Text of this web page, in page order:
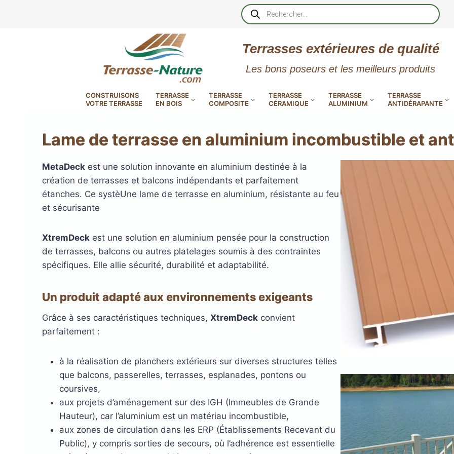
Recherche
de
produits
Terrasses extérieures de qualité
Les bons poseurs et les meilleurs produits
CONSTRUISONS
VOTRE TERRASSE
TERRASSE
EN BOIS
LAMES DE TERRASSE
TERRASSE
COMPOSITE
LAMES DE TERRASSE EN
TERRASSE
CÉRAMIQUE
EN
TERRASSE
ALUMINIUM
DryDeck : Lames de terrasse
étanches en aluminium
XtremDeck : Lames de terrasse
en aluminium incombustibles
Lambourdes
en aluminium
Plots réglables
incombustibles en acier
TERRASSE
ANTIDÉRAPANTE
ALERTE ET GUIDAGE
LAMBOURDES, VIS
BANDES BITUMES
PLOTS EN PVC
RÉGLABLES
CALES RÉGLABLES
POUR TERRASSE
LAMBOURDES
ÉCLAIRAGE
ANTIDÉRAPANT
TERRASSE
LAMES DE BARDAGE
LAMES DE BARDAGE
XTRACLAD « CLIN »
LAMES DE BARDAGE
EN BOIS DOUGLAS ROUGE
LAMES DE BARDAGE
EN KEBONY
Lame de terrasse en aluminium incombustible et
MetaDeck est une solution innovante en aluminium destinée à la
création de terrasses et balcons indépendants et parfaitement
étanches. Ce systèUne lame de terrasse en aluminium, résistante au feu
et sécurisante
XtremDeck est une solution en aluminium pensée pour la construction
de terrasses, balcons ou autres platelages soumis à des contraintes
spécifiques. Elle allie sécurité, durabilité et adaptabilité.
Un produit adapté aux environnements exigeants
Grâce à ses caractéristiques techniques, XtremDeck convient
parfaitement :
à la réalisation de planchers extérieurs sur diverses structures telles
que balcons, passerelles, terrasses, esplanades, pontons ou
coursives,
aux projets d’aménagement sur des IGH (Immeubles de Grande
Hauteur), car l’aluminium est un matériau incombustible,
aux zones de circulation dans les ERP (Établissements Recevant du
Public), y compris sorties de secours, où l’adhérence est essentielle